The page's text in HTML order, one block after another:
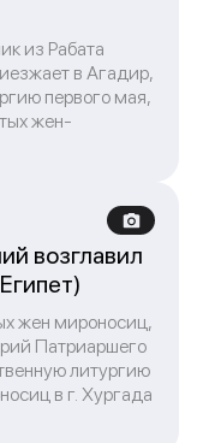
из Рабата
в Агадир,
первого мая,
жен-
возглавил
жен мироносиц,
Патриаршего
литургию
в г. Хургада